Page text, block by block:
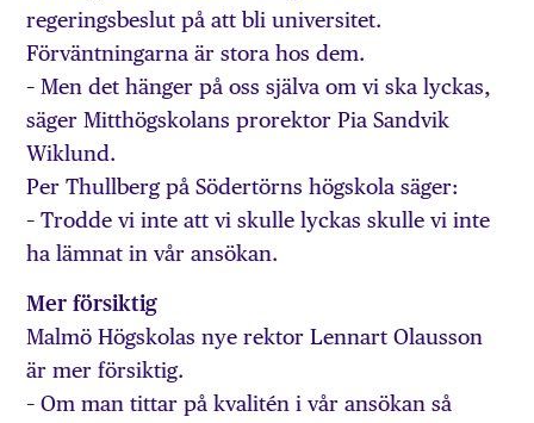
regeringsbeslut på att bli universitet.
Förväntningarna är stora hos dem.
– Men det hänger på oss själva om vi ska lyckas,
säger Mitthögskolans prorektor Pia Sandvik
Wiklund.
Per Thullberg på Södertörns högskola säger:
– Trodde vi inte att vi skulle lyckas skulle vi inte
ha lämnat in vår ansökan.
Mer försiktig
Malmö Högskolas nye rektor Lennart Olausson
är mer försiktig.
– Om man tittar på kvalitén i vår ansökan så